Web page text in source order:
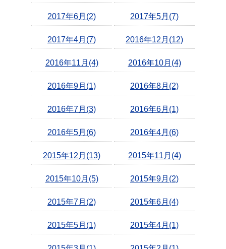
2017年6月(2) 2017年5月(7)
2017年4月(7) 2016年12月(12)
2016年11月(4) 2016年10月(4)
2016年9月(1) 2016年8月(2)
2016年7月(3) 2016年6月(1)
2016年5月(6) 2016年4月(6)
2015年12月(13) 2015年11月(4)
2015年10月(5) 2015年9月(2)
2015年7月(2) 2015年6月(4)
2015年5月(1) 2015年4月(1)